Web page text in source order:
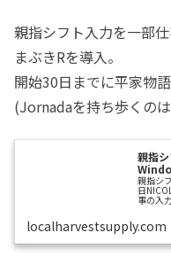
親指シフト入力を一部
まぶきRを導入。
開始30日までに平家物
(Jornadaを持ち歩くの
親指
親指シ
日
事の入
ード
の鐘の
夢の如
localharvestsupply.com